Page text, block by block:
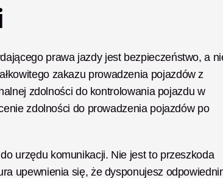
prawa jazdy jest bezpieczeństwo, a
zakazu prowadzenia pojazdów z
zdolności do kontrolowania pojazdu w
zdolności do prowadzenia pojazdów po
urzędu komunikacji. Nie jest to przeszkoda
upewnienia się, że dysponujesz